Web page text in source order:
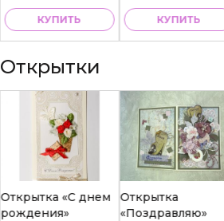
КУПИТЬ КУПИТЬ
Открытки
Открытка «С днем
рождения»
Открытка
«Поздравляю»